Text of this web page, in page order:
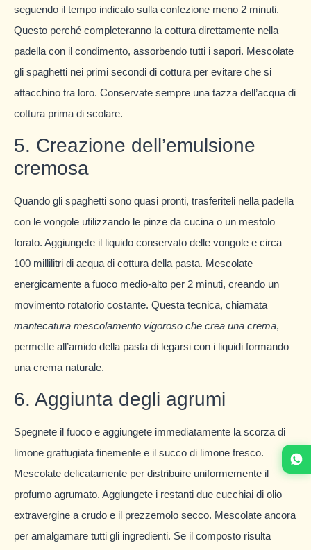
seguendo il tempo indicato sulla confezione meno 2 minuti.
Questo perché completeranno la cottura direttamente nella
padella con il condimento, assorbendo tutti i sapori. Mescolate
gli spaghetti nei primi secondi di cottura per evitare che si
attacchino tra loro. Conservate sempre una tazza dell’acqua di
cottura prima di scolare.
5. Creazione dell’emulsione
cremosa
Quando gli spaghetti sono quasi pronti, trasferiteli nella padella
con le vongole utilizzando le pinze da cucina o un mestolo
forato. Aggiungete il liquido conservato delle vongole e circa
100 millilitri di acqua di cottura della pasta. Mescolate
energicamente a fuoco medio-alto per 2 minuti, creando un
movimento rotatorio costante. Questa tecnica, chiamata
mantecatura mescolamento vigoroso che crea una crema,
permette all’amido della pasta di legarsi con i liquidi formando
una crema naturale.
6. Aggiunta degli agrumi
Spegnete il fuoco e aggiungete immediatamente la scorza di
limone grattugiata finemente e il succo di limone fresco.
Mescolate delicatamente per distribuire uniformemente il
profumo agrumato. Aggiungete i restanti due cucchiai di olio
extravergine a crudo e il prezzemolo secco. Mescolate ancora
per amalgamare tutti gli ingredienti. Se il composto risulta